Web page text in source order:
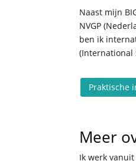
Naast mijn
NVGP
ben ik
(International
Praktische
Meer
Ik werk